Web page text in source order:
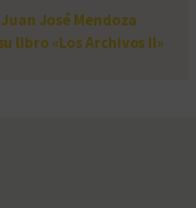
Juan José Mendoza
libro «Los Archivos II»